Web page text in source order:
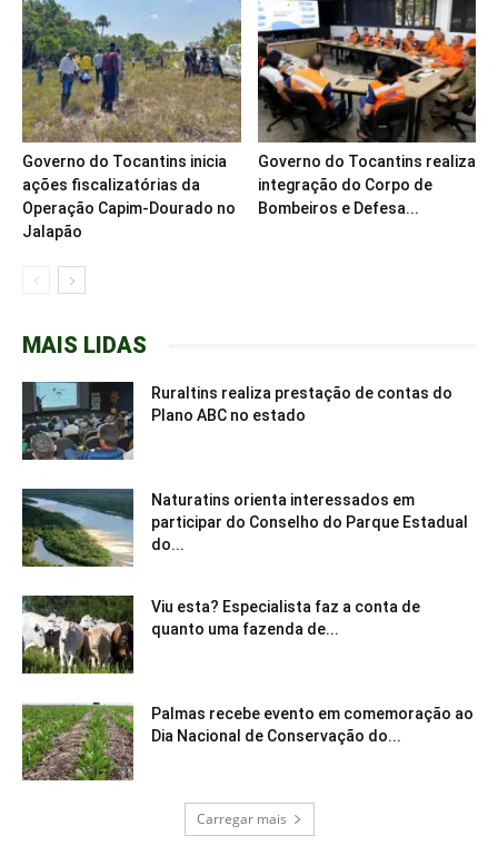
Governo do Tocantins inicia
ações fiscalizatórias da
Operação Capim-Dourado no
Jalapão
Governo do Tocantins realiza
integração do Corpo de
Bombeiros e Defesa...
MAIS LIDAS
Ruraltins realiza prestação de contas do
Plano ABC no estado
Naturatins orienta interessados em
participar do Conselho do Parque Estadual
do...
Viu esta? Especialista faz a conta de
quanto uma fazenda de...
Palmas recebe evento em comemoração ao
Dia Nacional de Conservação do...
Carregar mais